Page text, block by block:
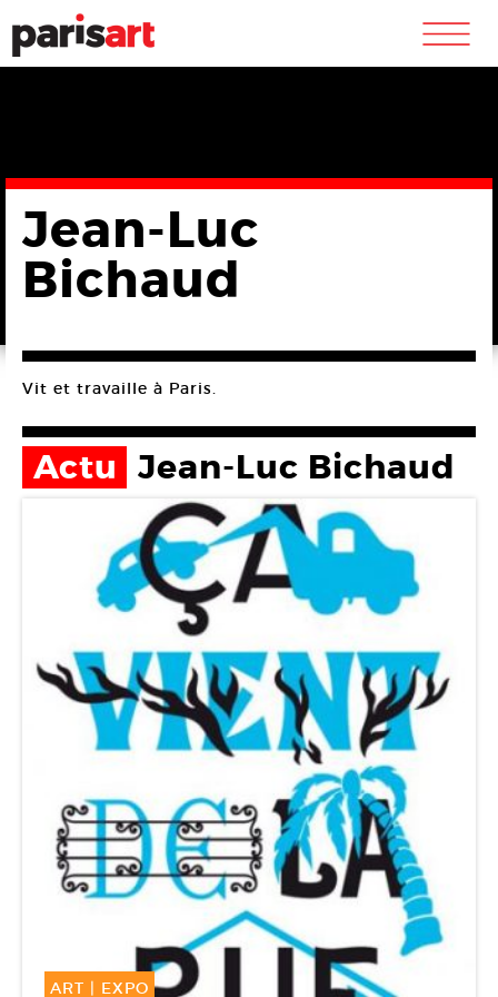
m
Jean-Luc
Bichaud
Vit et travaille à Paris.
Actu Jean-Luc Bichaud
ART EXPO